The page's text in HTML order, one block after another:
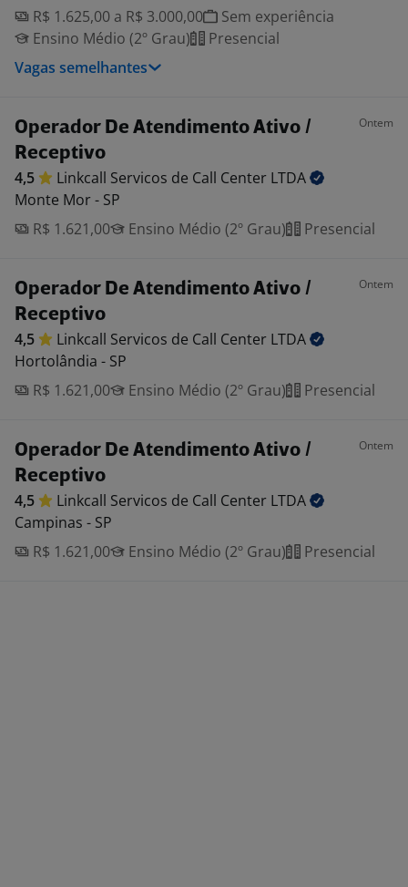
R$ 1.625,00 a R$ 3.000,00
Sem experiência
Ensino Médio (2º Grau)
Presencial
Vagas semelhantes
Operador De Atendimento Ativo /
Receptivo
Ontem
4,5 Linkcall Servicos de Call Center LTDA
Monte Mor - SP
R$ 1.621,00
Ensino Médio (2º Grau) Presencial
Operador De Atendimento Ativo /
Receptivo
Ontem
4,5 Linkcall Servicos de Call Center LTDA
Hortolândia - SP
R$ 1.621,00
Ensino Médio (2º Grau) Presencial
Operador De Atendimento Ativo /
Receptivo
Ontem
4,5 Linkcall Servicos de Call Center LTDA
Campinas - SP
R$ 1.621,00
Ensino Médio (2º Grau) Presencial